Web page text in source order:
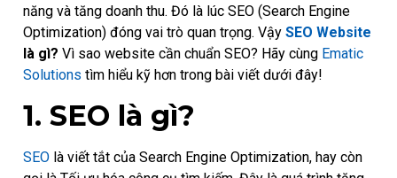
năng và tăng doanh thu. Đó là lúc SEO (Search Engine
Optimization) đóng vai trò quan trọng. Vậy SEO Website
là gì? Vì sao website cần chuẩn SEO? Hãy cùng Ematic
Solutions tìm hiểu kỹ hơn trong bài viết dưới đây!
1. SEO là gì?
SEO là viết tắt của Search Engine Optimization, hay còn